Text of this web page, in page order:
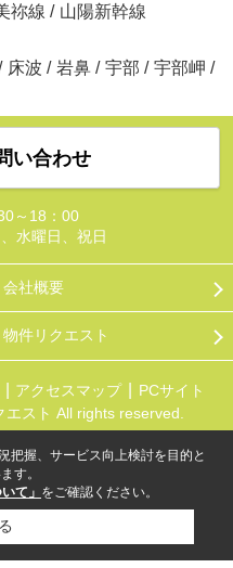
祢線 / 山陽新幹線
床波 / 岩鼻 / 宇部 / 宇部岬 /
い合わせ
～18：00
水曜日、祝日
会社概要
物件リクエスト
アクセスマップ
PCサイト
スト All rights reserved.
把握、サービス向上検討を目的と
す。
て」 をご確認ください。